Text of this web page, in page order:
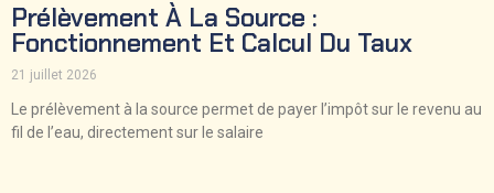
Prélèvement À La Source :
Fonctionnement Et Calcul Du Taux
21 juillet 2026
Le prélèvement à la source permet de payer l’impôt sur le revenu au
fil de l’eau, directement sur le salaire